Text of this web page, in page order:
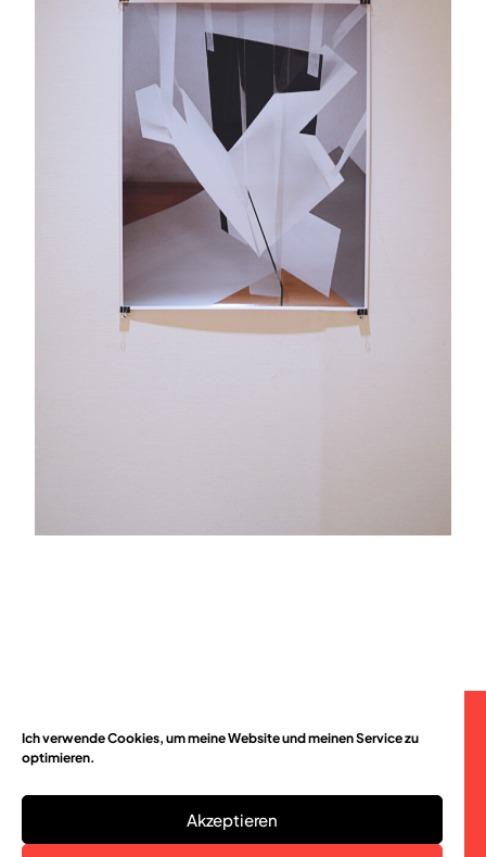
Ich verwende Cookies, um meine Website und meinen Service zu
optimieren.
Akzeptieren